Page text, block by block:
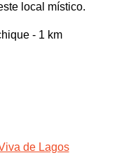
local místico.
- 1 km
de Lagos